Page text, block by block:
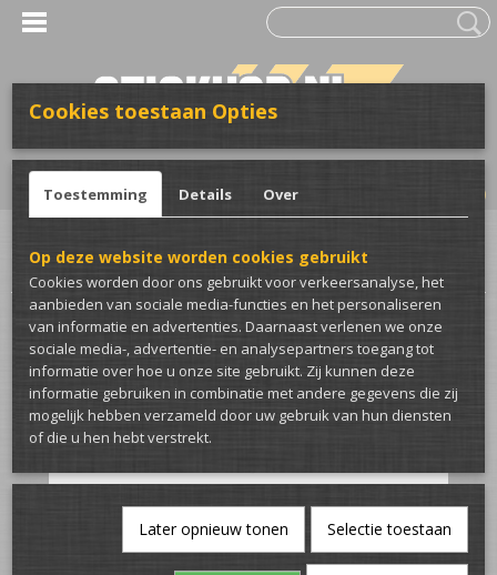
Inloggen Registreren
(0)
Home >Stickers>Voor de auto>Winter/zomer stickers>
auto sticker
Cookies toestaan Opties
Toestemming Details Over
Op deze website worden cookies gebruikt
Cookies worden door ons gebruikt voor verkeersanalyse, het
aanbieden van sociale media-functies en het personaliseren
van informatie en advertenties. Daarnaast verlenen we onze
sociale media-, advertentie- en analysepartners toegang tot
informatie over hoe u onze site gebruikt. Zij kunnen deze
informatie gebruiken in combinatie met andere gegevens die zij
mogelijk hebben verzameld door uw gebruik van hun diensten
of die u hen hebt verstrekt.
Later opnieuw tonen Selectie toestaan